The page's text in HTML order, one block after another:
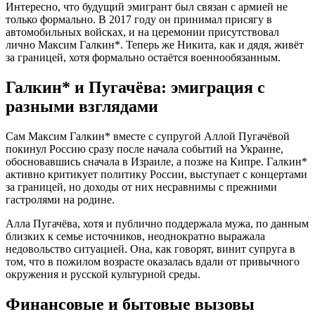
Интересно, что будущий эмигрант был связан с армией не
только формально. В 2017 году он принимал присягу в
автомобильных войсках, и на церемонии присутствовал
лично Максим Галкин*. Теперь же Никита, как и дядя, живёт
за границей, хотя формально остаётся военнообязанным.
Галкин* и Пугачёва: эмиграция с
разными взглядами
Сам Максим Галкин* вместе с супругой Аллой Пугачёвой
покинул Россию сразу после начала событий на Украине,
обосновавшись сначала в Израиле, а позже на Кипре. Галкин*
активно критикует политику России, выступает с концертами
за границей, но доходы от них несравнимы с прежними
гастролями на родине.
Алла Пугачёва, хотя и публично поддержала мужа, по данным
близких к семье источников, неоднократно выражала
недовольство ситуацией. Она, как говорят, винит супруга в
том, что в пожилом возрасте оказалась вдали от привычного
окружения и русской культурной среды.
Финансовые и бытовые вызовы